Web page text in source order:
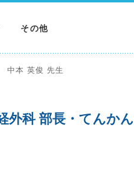
その他
中本 英俊 先生
外科 部長・てんか